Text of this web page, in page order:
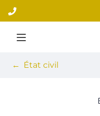
Aller
au
contenu
État civil